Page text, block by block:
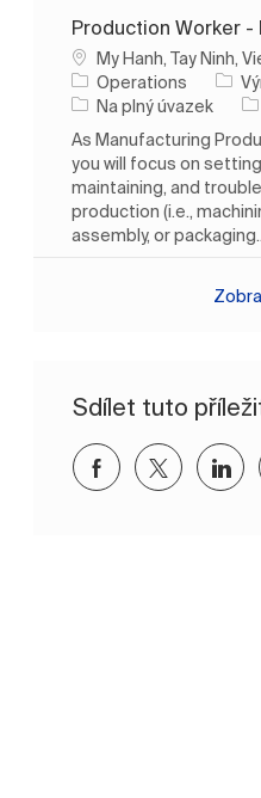
Production Worker -
Umístění
My Hanh, Tay Ninh,
Operations
Typ úlohy
Na plný úvazek
As Manufacturing
you will focus on
maintaining, and
production (i.e.,
assembly, or
Sdílet tuto
Sdílet přes
Sdílet